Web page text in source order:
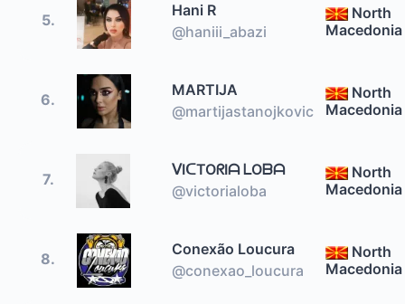
5.
Hani R
@haniii_abazi
North
Macedonia
6.
MARTIJA
@martijastanojkovic
North
Macedonia
7.
ᐯIᑕTOᖇIᗩ ᒪOᗷᗩ
@victorialoba
North
Macedonia
8.
Conexão Loucura
@conexao_loucura
North
Macedonia